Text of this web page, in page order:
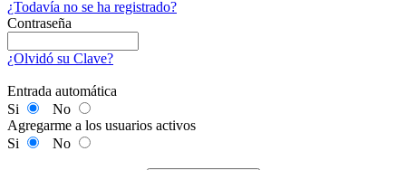
¿Todavía no se ha registrado?
Contraseña
¿Olvidó su Clave?
Entrada automática
Si
No
Agregarme a los usuarios activos
Si
No